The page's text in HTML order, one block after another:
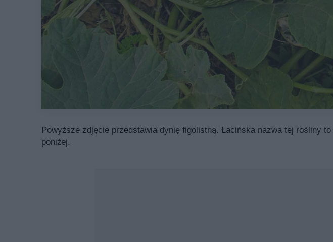
Powyższe zdjęcie przedstawia dynię figolistną. Łacińska nazwa tej rośliny to
poniżej.